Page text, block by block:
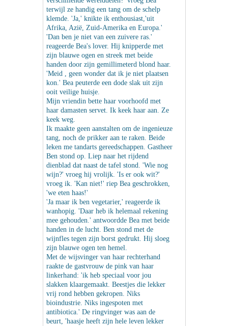
terwijl ze handig een tang om de schelp
klemde. 'Ja,' knikte ik enthousiast,'uit
Afrika, Azië, Zuid-Amerika en Europa.'
'Dan ben je niet van een zuivere ras.'
reageerde Bea's lover. Hij knipperde met
zijn blauwe ogen en streek met beide
handen door zijn gemillimeterd blond haar.
'Meid , geen wonder dat ik je niet plaatsen
kon.' Bea peuterde een dode slak uit zijn
ooit veilige huisje.
Mijn vriendin bette haar voorhoofd met
haar damasten servet. Ik keek haar aan. Ze
keek weg.
Ik maakte geen aanstalten om de ingenieuze
tang, noch de prikker aan te raken. Beide
leken me tandarts gereedschappen. Gastheer
Ben stond op. Liep naar het rijdend
dienblad dat naast de tafel stond. 'Wie nog
wijn?' vroeg hij vrolijk. 'Is er ook wit?'
vroeg ik. 'Kan niet!' riep Bea geschrokken,
'we eten haas!'
'Ja maar ik ben vegetarier,' reageerde ik
wanhopig. 'Daar heb ik helemaal rekening
mee gehouden.' antwoordde Bea met beide
handen in de lucht. Ben stond met de
wijnfles tegen zijn borst gedrukt. Hij sloeg
zijn blauwe ogen ten hemel.
Met de wijsvinger van haar rechterhand
raakte de gastvrouw de pink van haar
linkerhand: 'ik heb speciaal voor jou
slakken klaargemaakt. Beestjes die lekker
vrij rond hebben gekropen. Niks
bioindustrie. Niks ingespoten met
antibiotica.' De ringvinger was aan de
beurt, 'haasje heeft zijn hele leven lekker